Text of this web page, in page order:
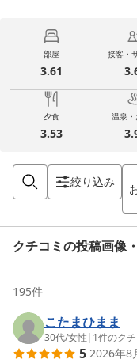
部屋
3.61
接客・
夕食
3.53
温泉
絞り込み
クチコミの投稿画像
195件
こたまひまま
30代/女性 | 1件のクチ
5 2026年8